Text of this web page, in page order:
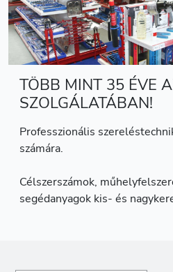
TÖBB MINT 35 ÉVE
SZOLGÁLATÁBAN!
Professzionális
számára.
Célszerszámok,
segédanyagok kis- és